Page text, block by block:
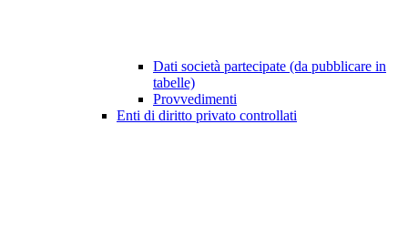
Dati società partecipate (da pubblicare in
tabelle)
Provvedimenti
Enti di diritto privato controllati